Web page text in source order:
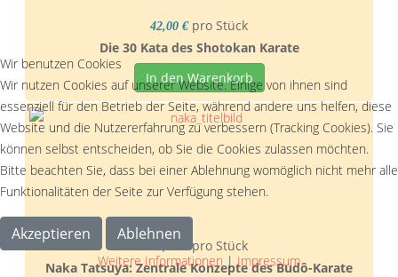
42,00 € pro Stück
Die 30 Kata des Shotokan Karate
In den Warenkorb
pro Stück
Naka Tatsuya: Zentrale Konzepte des Budô-Karate
Wir benutzen Cookies
Wir nutzen Cookies auf unserer Website. Einige von ihnen sind
essenziell für den Betrieb der Seite, während andere uns helfen, diese
Website und die Nutzererfahrung zu verbessern (Tracking Cookies). Sie
können selbst entscheiden, ob Sie die Cookies zulassen möchten.
Bitte beachten Sie, dass bei einer Ablehnung womöglich nicht mehr alle
Funktionalitäten der Seite zur Verfügung stehen.
Akzeptieren Ablehnen
Weitere Informationen | Impressum